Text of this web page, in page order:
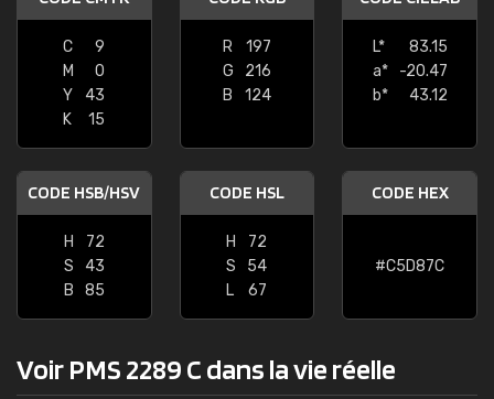
C
9
M
0
Y
43
K
15
R
197
G
216
B
124
L*
83.15
a*
-20.47
b*
43.12
CODE HSB/HSV
H
72
S
43
B
85
CODE HSL
H
72
S
54
L
67
CODE HEX
#C5D87C
Voir PMS 2289 C dans la vie réelle